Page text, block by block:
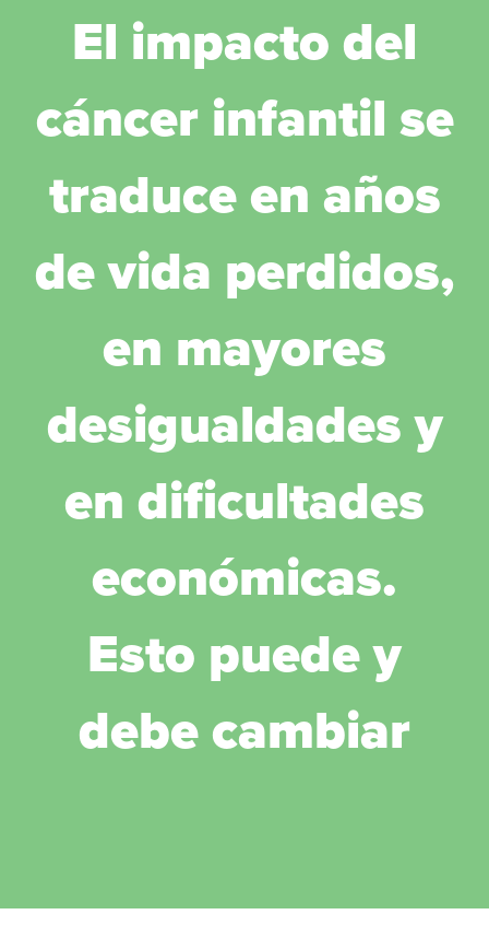
El impacto del
cáncer infantil se
traduce en años
de vida perdidos,
en mayores
desigualdades y
en dificultades
económicas.
Esto puede y
debe cambiar